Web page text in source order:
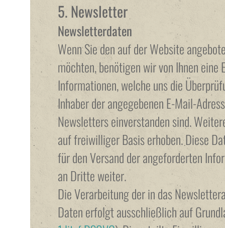
5. Newsletter
Newsletterdaten
Wenn Sie den auf der Website
möchten, benötigen wir von Ihnen eine
Informationen, welche uns die
Inhaber der angegebenen E-Mail-
Newsletters einverstanden sind.
auf freiwilliger Basis erhoben. Diese
für den Versand der angeforderten
an Dritte weiter.
Die Verarbeitung der in das
Daten erfolgt ausschließlich auf